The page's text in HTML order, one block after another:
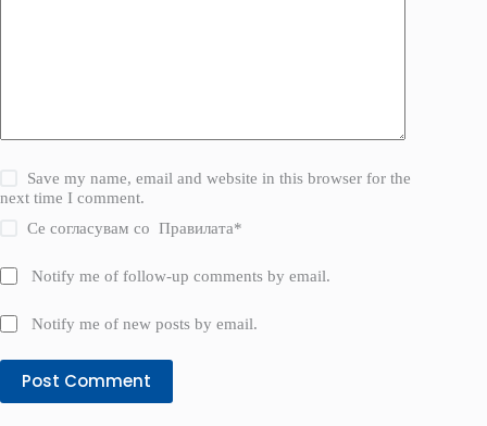
Save my name, email and website in this browser for the
next time I comment.
Се согласувам соПравилата*
Notify me of follow-up comments by email.
Notify me of new posts by email.
Post Comment